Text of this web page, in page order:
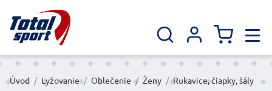
Úvod / Lyžovanie / Oblečenie / Ženy / Rukavice, čiapky, šály